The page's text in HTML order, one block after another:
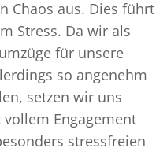
Chaos aus. Dies führt
Stress. Da wir als
für unsere
so angenehm
setzen wir uns
Engagement
stressfreien